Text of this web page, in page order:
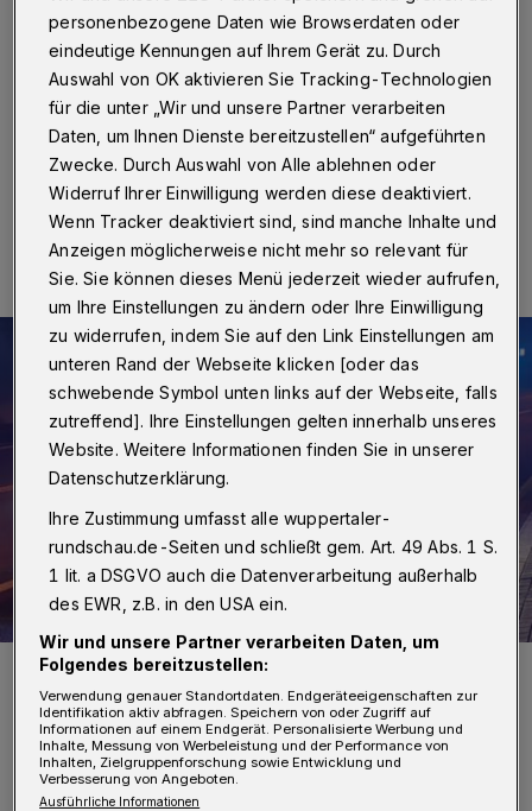
Wuppertal· Ein 19-Jähriger hat am Donnerstag (12.
April 2024) gegen 23:30 Uhr auf der Nevigeser Straße
mit einem Audi A3 einen Verkehrsunfall verursacht.
12.04.2024 , 13:05 Uhr Eine Minute Lesezeit
Symbolbild.
Foto: Christoph Petersen
personenbezogene Daten wie Browserdaten oder
eindeutige Kennungen auf Ihrem Gerät zu. Durch
Auswahl von OK aktivieren Sie Tracking-Technologien
für die unter „Wir und unsere Partner verarbeiten
Daten, um Ihnen Dienste bereitzustellen“ aufgeführten
Zwecke. Durch Auswahl von Alle ablehnen oder
Widerruf Ihrer Einwilligung werden diese deaktiviert.
Wenn Tracker deaktiviert sind, sind manche Inhalte und
Anzeigen möglicherweise nicht mehr so relevant für
Sie. Sie können dieses Menü jederzeit wieder aufrufen,
um Ihre Einstellungen zu ändern oder Ihre Einwilligung
zu widerrufen, indem Sie auf den Link Einstellungen am
unteren Rand der Webseite klicken [oder das
schwebende Symbol unten links auf der Webseite, falls
zutreffend]. Ihre Einstellungen gelten innerhalb unseres
Website. Weitere Informationen finden Sie in unserer
Datenschutzerklärung.
Ihre Zustimmung umfasst alle wuppertaler-
rundschau.de-Seiten und schließt gem. Art. 49 Abs. 1 S.
1 lit. a DSGVO auch die Datenverarbeitung außerhalb
des EWR, z.B. in den USA ein.
Wir und unsere Partner verarbeiten Daten, um
Folgendes bereitzustellen:
Verwendung genauer Standortdaten. Endgeräteeigenschaften zur
Identifikation aktiv abfragen. Speichern von oder Zugriff auf
Informationen auf einem Endgerät. Personalisierte Werbung und
Inhalte, Messung von Werbeleistung und der Performance von
Inhalten, Zielgruppenforschung sowie Entwicklung und
Verbesserung von Angeboten.
Ausführliche Informationen